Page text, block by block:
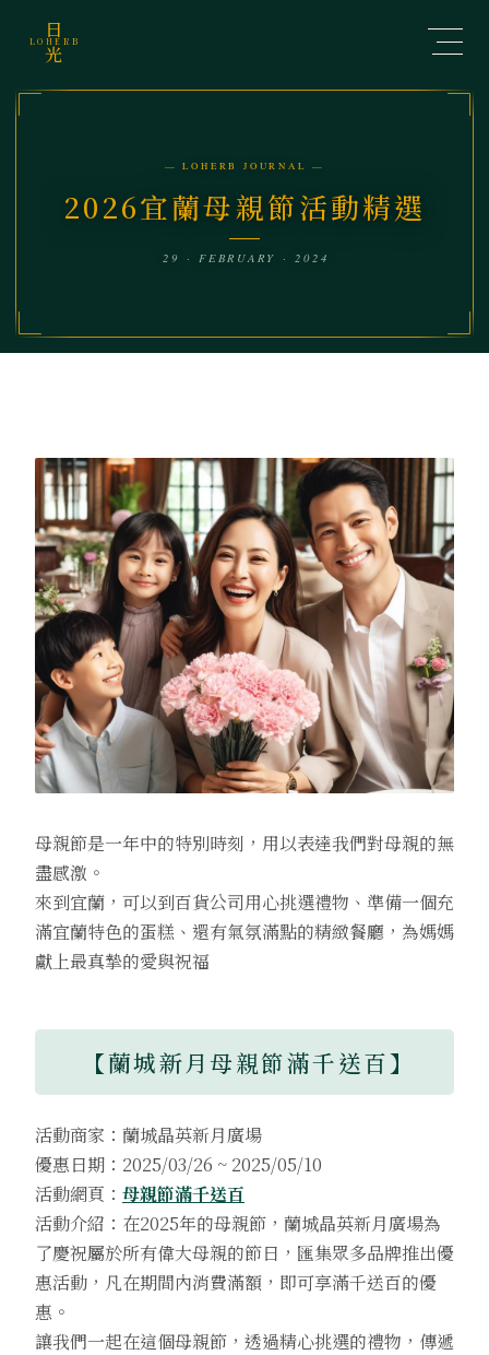
日
LOHERB
光
— LOHERB JOURNAL —
2026宜蘭母親節活動精選
29 · FEBRUARY · 2024
母親節是一年中的特別時刻，用以表達我們對母親的無
盡感激。
來到宜蘭，可以到百貨公司用心挑選禮物、準備一個充
滿宜蘭特色的蛋糕、還有氣氛滿點的精緻餐廳，為媽媽
獻上最真摯的愛與祝福
【蘭城新月母親節滿千送百】
活動商家：蘭城晶英新月廣場
優惠日期：2025/03/26 ~ 2025/05/10
活動網頁： 母親節滿千送百
活動介紹：在2025年的母親節，蘭城晶英新月廣場為
了慶祝屬於所有偉大母親的節日，匯集眾多品牌推出優
惠活動，凡在期間內消費滿額，即可享滿千送百的優
惠。
讓我們一起在這個母親節，透過精心挑選的禮物，傳遞